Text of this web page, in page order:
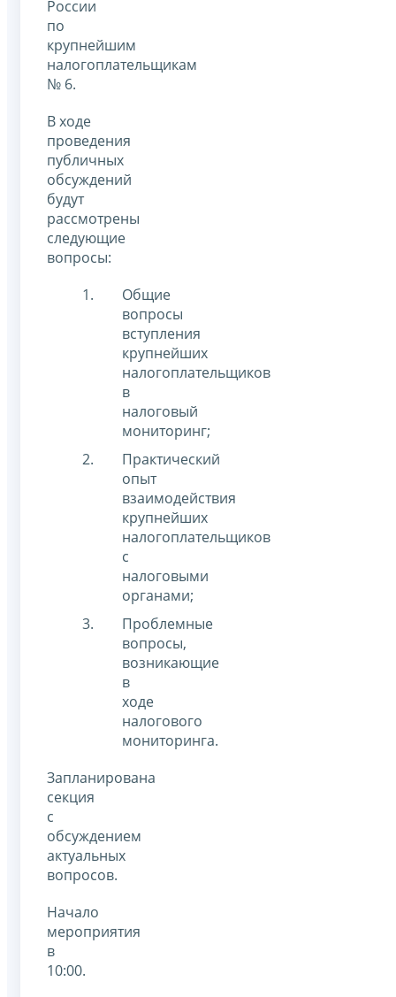
России
по
крупнейшим
налогоплательщикам
№ 6.
В ходе
проведения
публичных
обсуждений
будут
рассмотрены
следующие
вопросы:
Общие
вопросы
вступления
крупнейших
налогоплательщиков
в
налоговый
мониторинг;
Практический
опыт
взаимодействия
крупнейших
налогоплательщиков
с
налоговыми
органами;
Проблемные
вопросы,
возникающие
в
ходе
налогового
мониторинга.
Запланирована
секция
с
обсуждением
актуальных
вопросов.
Начало
мероприятия
в
10:00.